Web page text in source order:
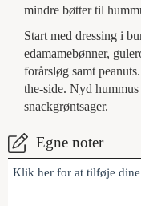
mindre bøtter til
Start med dressing i
edamamebønner,
forårsløg samt
the-side. Nyd
snackgrøntsager.
Egne noter
Klik her for at tilføje dine